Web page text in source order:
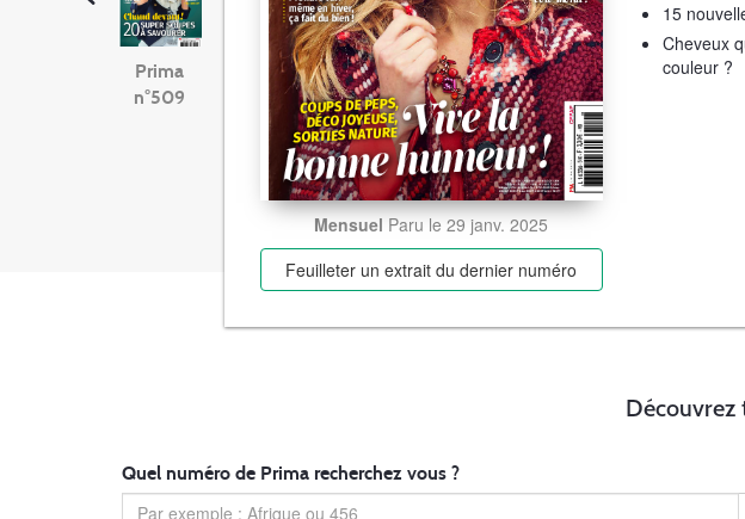
Prima
n°509
Mensuel Paru le 29 janv. 2025
Feuilleter un extraitdu dernier numéro
15
Cheveux
couleur ?
Découvrez
Quel numéro de Prima recherchez vous ?